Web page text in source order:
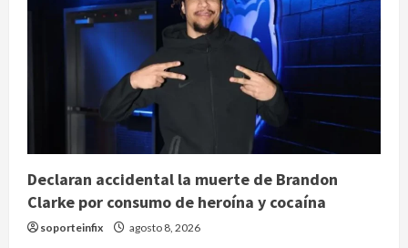
Declaran accidental la muerte de Brandon
Clarke por consumo de heroína y cocaína
soporteinfix agosto 8, 2026